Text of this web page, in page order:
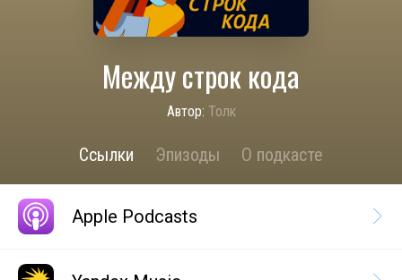
Между строк кода
Автор: Толк
Ссылки Эпизоды О подкасте
Apple Podcasts